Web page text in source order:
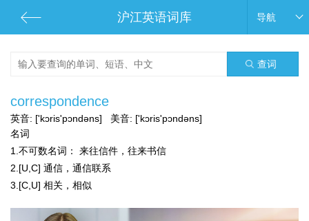
沪江英语词库 导航
查词
correspondence
英音: ['kɔris'pɔndəns] 美音: ['kɔris'pɔndəns]
名词
1. 不可数名词：
来往信件，往来书信
2.[U,C] 通信，通信联系
3.[C,U] 相关，相似